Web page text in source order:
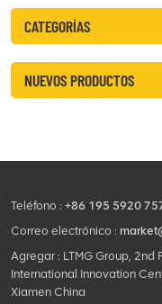
CATEGORÍAS
NUEVOS PRODUCTOS
Teléfono : +86 195 5920
Correo electrónico :
Agregar : LTMG Group,
International Innovation
Xiamen China